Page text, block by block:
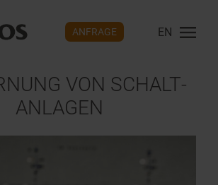
ANFRAGE EN
VON SCHALT­
ANLAGEN